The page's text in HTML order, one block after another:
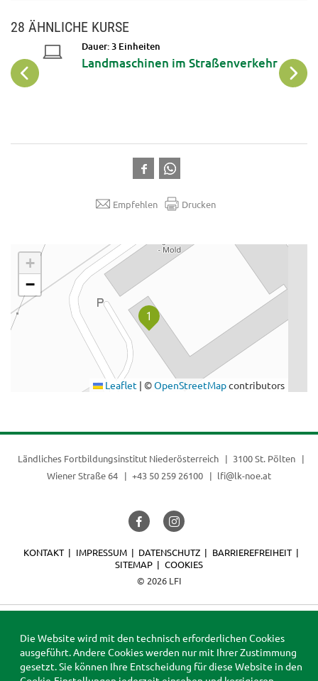
28 ÄHNLICHE KURSE
Dauer: 3 Einheiten
Landmaschinen im StraßenverkehrSep
Empfehlen Drucken
+
−
Leaflet | ©OpenStreetMapcontributors
Ländliches Fortbildungsinstitut Niederösterreich
3100 St. Pölten
Wiener Straße 64
+43 50 259 26100 lfi@lk-noe.at
© 2026 LFI
KONTAKT IMPRESSUM DATENSCHUTZ
BARRIEREFREIHEIT
SITEMAP
COOKIES
Die Website wird mit den technisch erforderlichen Cookies
ausgeführt. Andere Cookies werden nur mit Ihrer Zustimmung
gesetzt. Sie können Ihre Entscheidung für diese Website in den